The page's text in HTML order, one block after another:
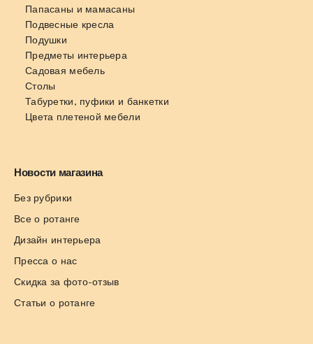
Папасаны и мамасаны
Подвесные кресла
Подушки
Предметы интерьера
Садовая мебель
Столы
Табуретки, пуфики и банкетки
Цвета плетеной мебели
Новости магазина
Без рубрики
Все о ротанге
Дизайн интерьера
Пресса о нас
Скидка за фото-отзыв
Статьи о ротанге